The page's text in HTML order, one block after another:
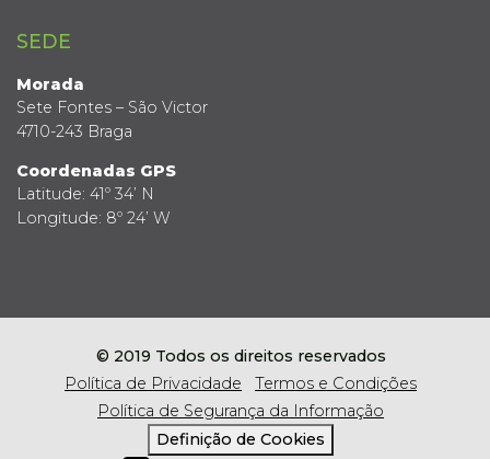
SEDE
Morada
Sete Fontes – São Victor
4710-243 Braga
Coordenadas GPS
Latitude: 41º 34’ N
Longitude: 8º 24’ W
© 2019 Todos os direitos reservados
Política de Privacidade
Termos e Condições
Política de Segurança da Informação
Definição de Cookies